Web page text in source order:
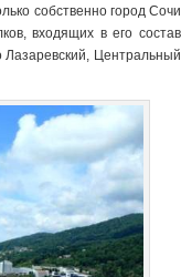
собственно город
входящих в его